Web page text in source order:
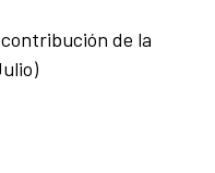
de la